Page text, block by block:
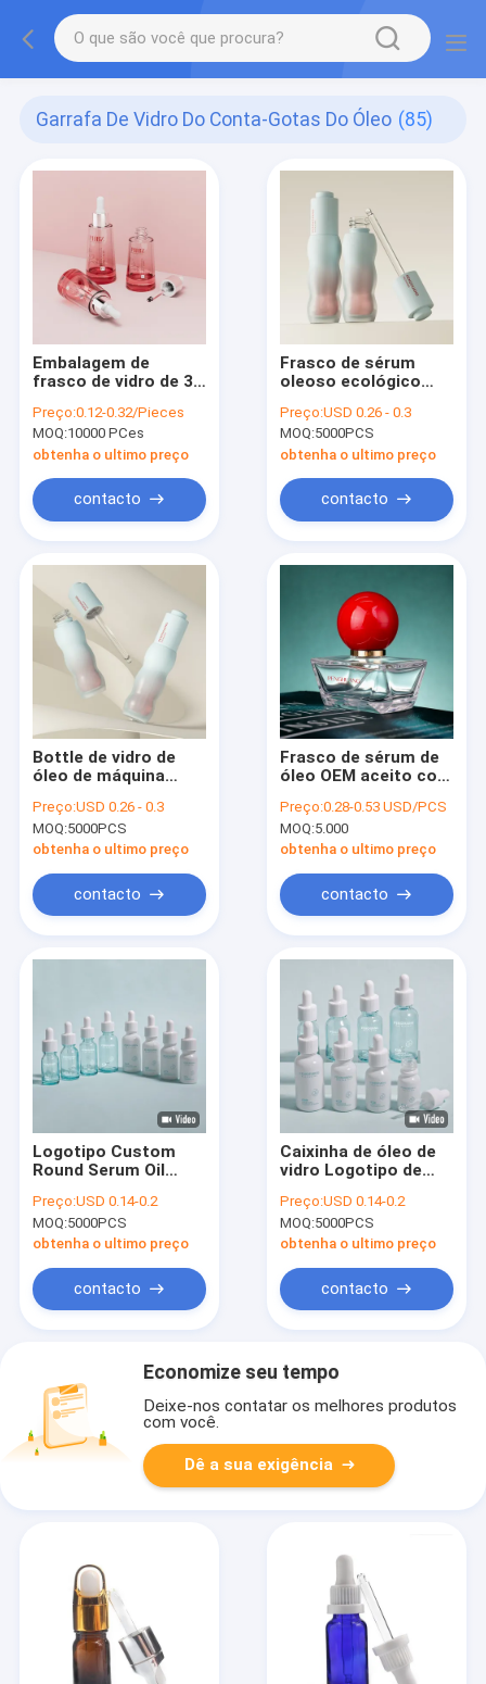
Garrafa De Vidro Do Conta-Gotas Do Óleo (85)
Embalagem de
frasco de vidro de 30
Preço:0.12-0.32/Pieces
MOQ:10000 PCes
obtenha o ultimo preço
contacto
Frasco de sérum
oleoso ecológico
colarinho de alumínio
e plástico PP
adequado para
embalagens de
cosméticos e
cuidados com a pele
essenciais
Preço:USD 0.26 - 0.3
MOQ:5000PCS
obtenha o ultimo preço
contacto
Bottle de vidro de
óleo de máquina
design e capacidade
de transporte aéreo
por mar perfeito para
industriais
Preço:USD 0.26 - 0.3
MOQ:5000PCS
obtenha o ultimo preço
contacto
Frasco de sérum de
óleo OEM aceito com
bambu, embalagem
personalizável
dourada e prateada
cosméticos para
cuidados com a pele
Preço:0.28-0.53 USD/PCS
MOQ:5.000
obtenha o ultimo preço
contacto
Logotipo Custom
Round Serum Oil
resistente a
vazamentos
adequado para óleos
da pele e embalagens
cosméticas
Preço:USD 0.14-0.2
MOQ:5000PCS
obtenha o ultimo preço
contacto
Caixinha de óleo de
vidro Logotipo de
Recipiente liso
personalizado
projetado para óleos
aplicações
cosméticas
Preço:USD 0.14-0.2
MOQ:5000PCS
obtenha o ultimo preço
contacto
Economize seu tempo
Deixe-nos contatar os melhores produtos
com você.
Dê a sua exigência